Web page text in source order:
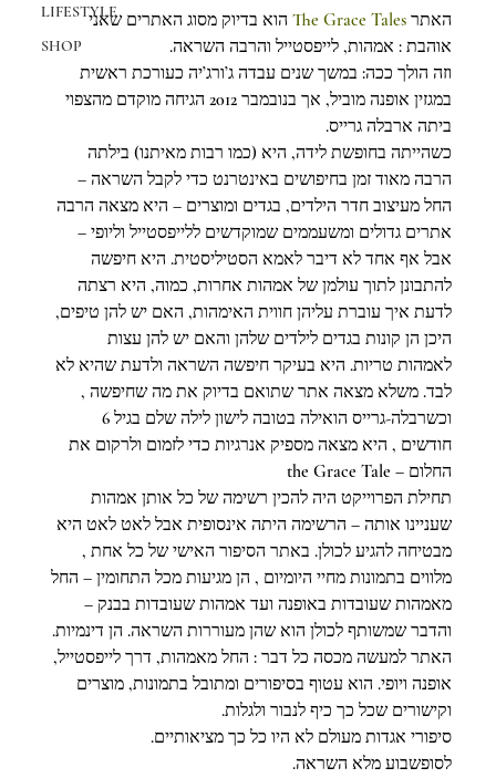
LIFESTYLE
SHOP
האתר The Grace Tales הוא בדיוק מסוג האתרים שאני
אוהבת : אמהות, לייפסטייל והרבה השראה.
וזה הולך ככה: במשך שנים עבדה ג’ורג’יה כעורכת ראשית
במגזין אופנה מוביל, אך בנובמבר 2012 הגיחה מוקדם מהצפוי
ביתה ארבלה גרייס.
כשהייתה בחופשת לידה, היא (כמו רבות מאיתנו) בילתה
הרבה מאוד זמן בחיפושים באינטרנט כדי לקבל השראה –
החל מעיצוב חדר הילדים, בגדים ומוצרים – היא מצאה הרבה
אתרים גדולים ומשעממים שמוקדשים ללייפסטייל וליופי –
אבל אף אחד לא דיבר לאמא הסטיליסטית. היא חיפשה
להתבונן לתוך עולמן של אמהות אחרות, כמוה, היא רצתה
לדעת איך עוברת עליהן חווית האימהות, האם יש להן טיפים,
היכן הן קונות בגדים לילדים שלהן והאם יש להן עצות
לאמהות טריות. היא בעיקר חיפשה השראה ולדעת שהיא לא
לבד. משלא מצאה אתר שתואם בדיוק את מה שחיפשה ,
חודשים , היא מצאה מספיק אנרגיות כדי לזמום ולרקום את
החלום – the Grace Tale
תחילת הפרוייקט היה להכין רשימה של כל אותן אמהות
שעניינו אותה – הרשימה היתה אינסופית אבל לאט לאט היא
מבטיחה להגיע לכולן. באתר הסיפור האישי של כל אחת ,
מלווים בתמונות מחיי היומיום , הן מגיעות מכל התחומין – החל
מאמהות שעובדות באופנה ועד אמהות שעובדות בבנק –
והדבר שמשותף לכולן הוא שהן מעוררות השראה. הן דינמיות.
האתר למעשה מכסה כל דבר : החל מאמהות, דרך לייפסטייל,
אופנה ויופי. הוא עטוף בסיפורים ומתובל בתמונות, מוצרים
וקישורים שכל כך כיף לנבור ולגלות.
סיפורי אגדות מעולם לא היו כל כך מציאותיים.
לסופשבוע מלא השראה.